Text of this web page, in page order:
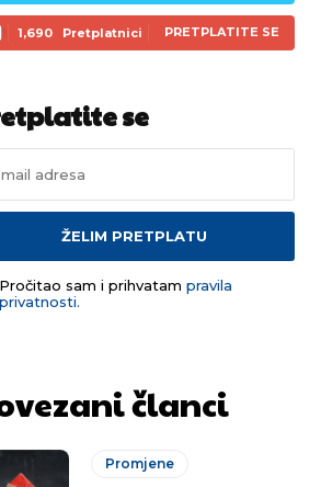
1,690 Pretplatnici PRETPLATITE SE
se
ŽELIM PRETPLATU
Pročitao sam i prihvatam pravila
privatnosti.
članci
Promjene